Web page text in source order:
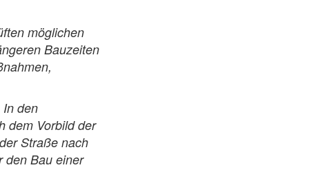
möglichen
Bauzeiten
den
dem Vorbild der
Straße nach
den Bau einer